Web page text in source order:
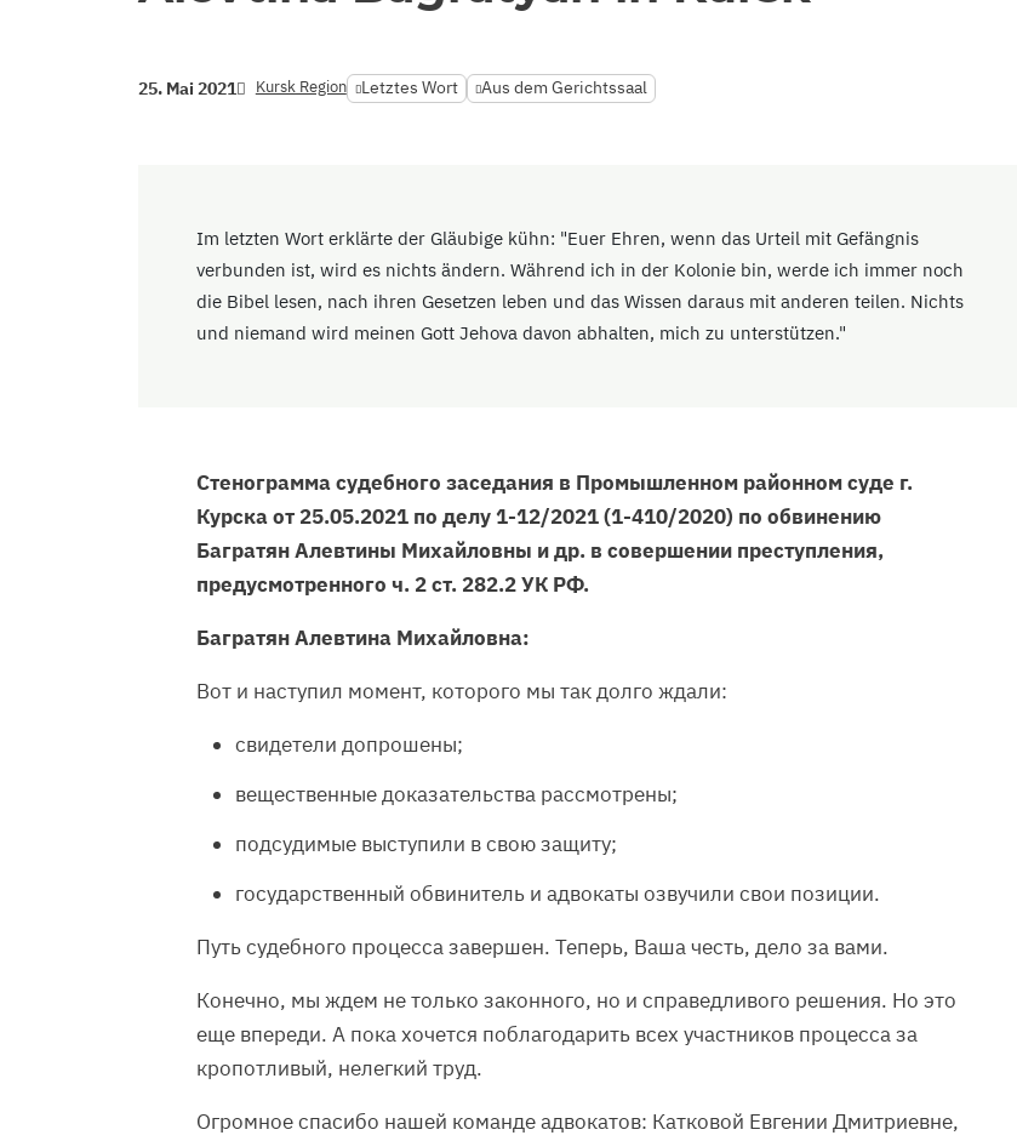
25. Mai 2021 Kursk Region Letztes Wort Aus dem Gerichtssaal
Im letzten Wort erklärte der Gläubige kühn: "Euer Ehren, wenn das Urteil mit Gefängnis
verbunden ist, wird es nichts ändern. Während ich in der Kolonie bin, werde ich immer noch
die Bibel lesen, nach ihren Gesetzen leben und das Wissen daraus mit anderen teilen. Nichts
und niemand wird meinen Gott Jehova davon abhalten, mich zu unterstützen."
Стенограмма судебного заседания в Промышленном районном суде г.
Курска от 25.05.2021 по делу 1-12/2021 (1-410/2020) по обвинению
Багратян Алевтины Михайловны и др. в совершении преступления,
предусмотренного ч. 2 ст. 282.2 УК РФ.
Багратян Алевтина Михайловна:
Вот и наступил момент, которого мы так долго ждали:
свидетели допрошены;
вещественные доказательства рассмотрены;
подсудимые выступили в свою защиту;
государственный обвинитель и адвокаты озвучили свои позиции.
Путь судебного процесса завершен. Теперь, Ваша честь, дело за вами.
Конечно, мы ждем не только законного, но и справедливого решения. Но это
еще впереди. А пока хочется поблагодарить всех участников процесса за
кропотливый, нелегкий труд.
Огромное спасибо нашей команде адвокатов: Катковой Евгении Дмитриевне,